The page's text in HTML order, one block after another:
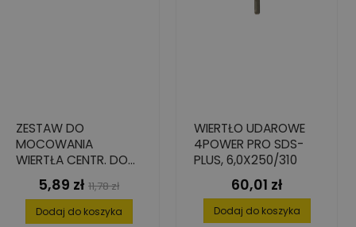
ZESTAW DO
MOCOWANIA
WIERTŁA CENTR. DO
KORON UDAR. GWINT.
Cena
5,89 zł Cena
podstawowa
11,78 zł
Dodaj do koszyka
WIERTŁO UDAROWE
4POWER PRO SDS-
PLUS, 6,0X250/310
Cena
60,01 zł
Dodaj do koszyka